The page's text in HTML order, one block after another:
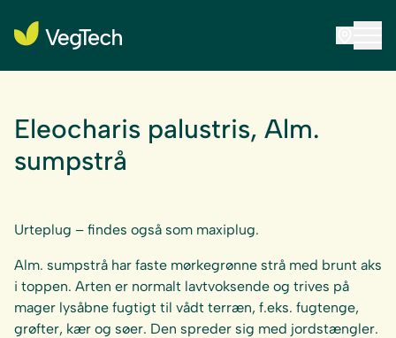
Eleocharis palustris, Alm.
sumpstrå
Urteplug – findes også som maxiplug.
Alm. sumpstrå har faste mørkegrønne strå med brunt aks
i toppen. Arten er normalt lavtvoksende og trives på
mager lysåbne fugtigt til vådt terræn, f.eks. fugtenge,
grøfter, kær og søer. Den spreder sig med jordstængler.